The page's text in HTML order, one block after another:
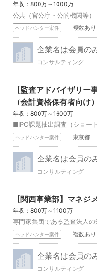
年収：800万～1000万
ヘッドハンター案件 複数あり
企業名は会員の
コンサルティング
【監査アドバイザリー
（会計資格保有者向け
年収：800万～1600万
ヘッドハンター案件 東京都
企業名は会員の
コンサルティング
【関西事業部】マネジ
年収：800万～1100万
ヘッドハンター案件 複数あり
企業名は会員の
コンサルティング